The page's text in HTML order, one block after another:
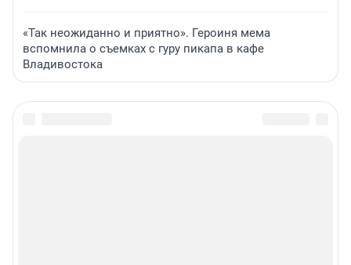
«Так неожиданно и приятно». Героиня мема
вспомнила о съемках с гуру пикапа в кафе
Владивостока